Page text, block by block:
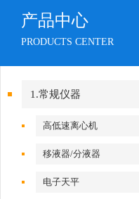
产品中心
PRODUCTS CENTER
1.常规仪器
高低速离心机
移液器/分液器
电子天平